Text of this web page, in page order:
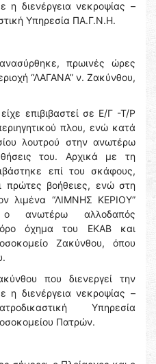
η διενέργεια νεκροψίας –
Υπηρεσία ΠΑ.Γ.Ν.Η.
πρωινές ώρες
“ΛΑΓΑΝΑ” ν. Ζακύνθου,
επιβιβαστεί σε Ε/Γ -Τ/Ρ
πλου, ενώ κατά
λουτρού στην ανωτέρω
του. Αρχικά με τη
επί του σκάφους,
πρώτες βοήθειες, ενώ στη
λιμένα “ΛΙΜΝΗΣ ΚΕΡΙΟΥ”
ανωτέρω αλλοδαπός
όχημα του ΕΚΑΒ και
Ζακύνθου, όπου
που διενεργεί την
η διενέργεια νεκροψίας –
Υπηρεσία
Πατρών.